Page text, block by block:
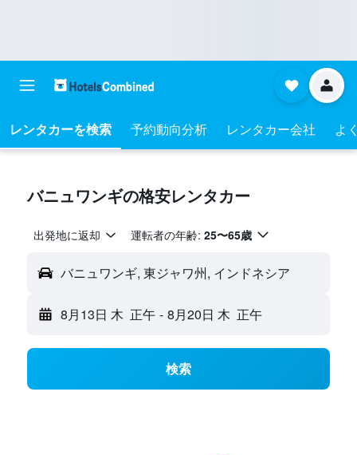
レンタカーを検索 予約動向分析 レンタカー会社 よ
バニュワンギの格安レンタカー
出発地に返却 運転者の年齢: 25〜65歳
バニュワンギ, 東ジャワ州, インドネシア
8月13日 木 正午 - 8月20日 木 正午
検索